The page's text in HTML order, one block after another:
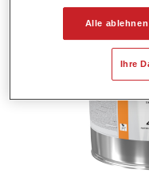
Alle ablehnen
Ihre